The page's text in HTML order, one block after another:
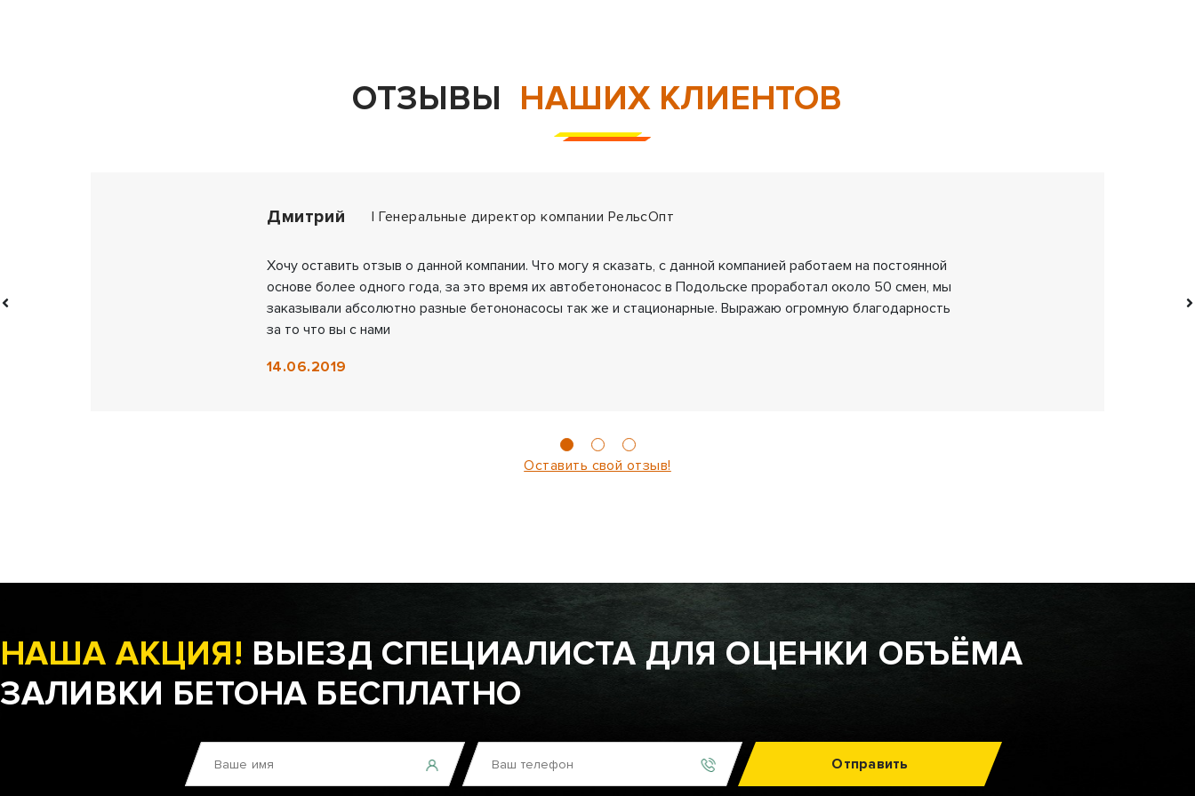
ОТЗЫВЫ НАШИХ КЛИЕНТОВ
Дмитрий | Генеральные директор компании РельсОпт
Хочу оставить отзыв о данной компании. Что могу я сказать, с данной компанией работаем на постоянной
основе более одного года, за это время их автобетононасос в Подольске проработал около 50 смен, мы
заказывали абсолютно разные бетононасосы так же и стационарные. Выражаю огромную благодарность
за то что вы с нами
14.06.2019
Оставить свой отзыв!
НАША АКЦИЯ! ВЫЕЗД СПЕЦИАЛИСТА ДЛЯ ОЦЕНКИ ОБЪЁМА
ЗАЛИВКИ БЕТОНА БЕСПЛАТНО
Отправить